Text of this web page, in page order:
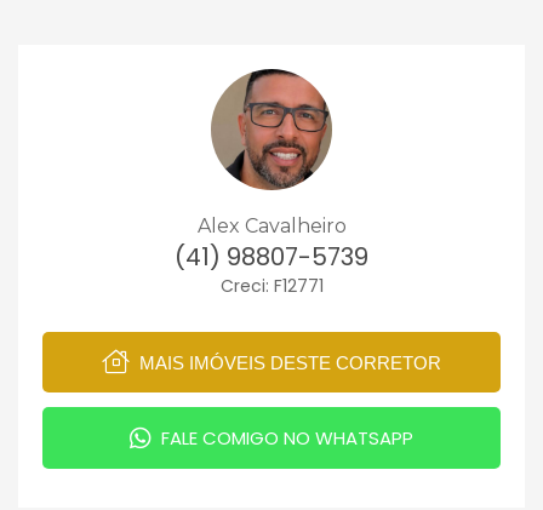
Alex Cavalheiro
(41) 98807-5739
Creci: F12771
MAIS IMÓVEIS DESTE CORRETOR
FALE COMIGO NO WHATSAPP